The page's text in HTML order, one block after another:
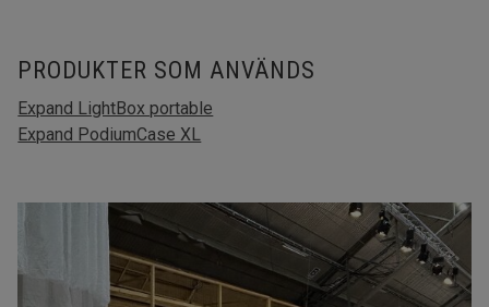
PRODUKTER SOM ANVÄNDS
Expand LightBox portable
Expand PodiumCase XL